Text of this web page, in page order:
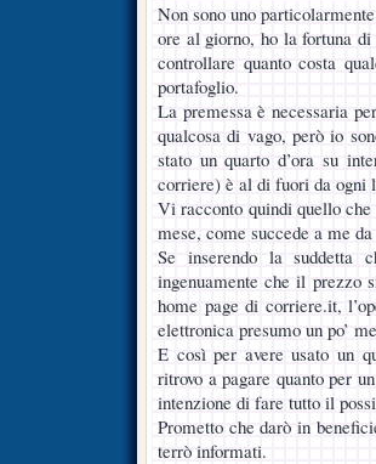
Non sono uno
ore al giorno, ho la fortuna di
controllare quanto costa
portafoglio.
La premessa è necessaria
qualcosa di vago, però io
stato un quarto d’ora su
corriere) è al di fuori da ogni
Vi racconto quindi quello che
mese, come succede a me
Se inserendo la suddetta
ingenuamente che il prezzo
home page di corriere.it,
elettronica presumo un po’
E così per avere usato un
ritrovo a pagare quanto per
intenzione di fare tutto il
Prometto che darò in
terrò informati.